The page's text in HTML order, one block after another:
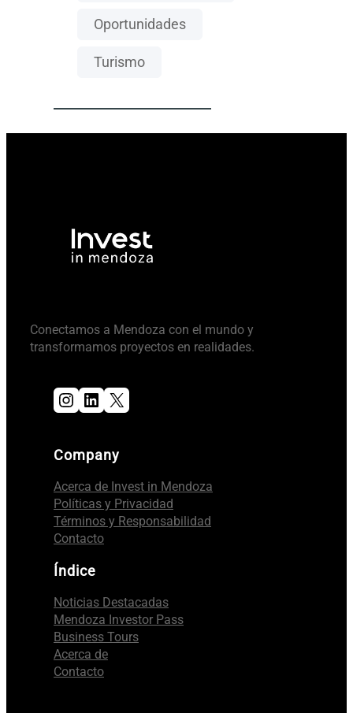
Oportunidades
Turismo
Conectamos a Mendoza con el mundo y
transformamos proyectos en realidades.
Instagram LinkedIn X
Company
Acerca de Invest in Mendoza
Políticas y Privacidad
Términos y Responsabilidad
Contacto
Índice
Noticias Destacadas
Mendoza Investor Pass
Business Tours
Acerca de
Contacto